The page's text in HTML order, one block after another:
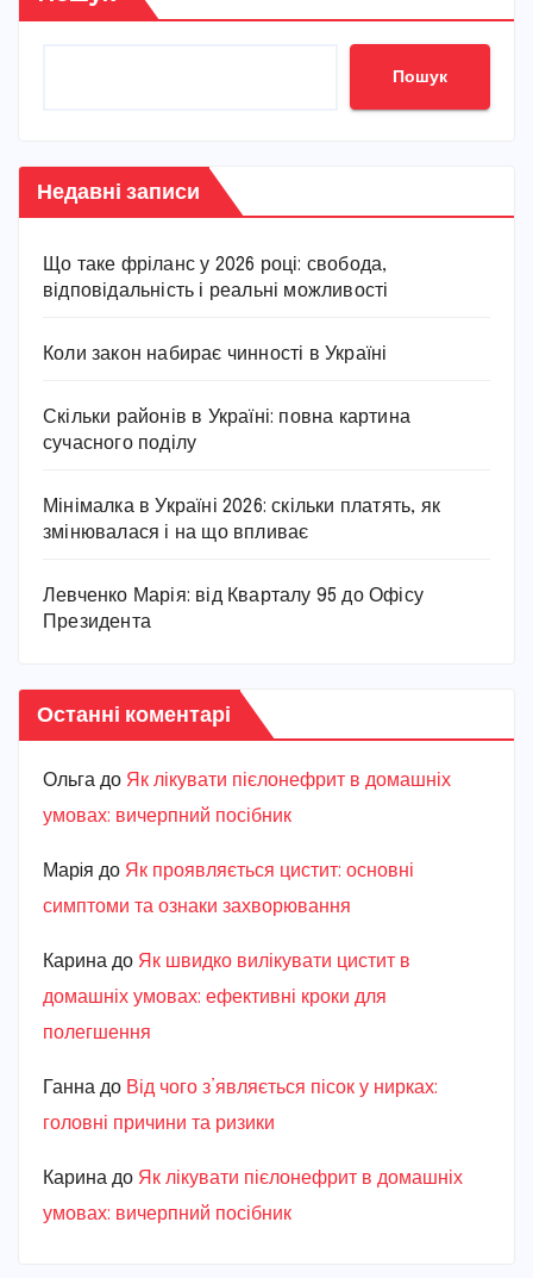
Пошук
Недавні записи
Що таке фріланс у 2026 році: свобода,
відповідальність і реальні можливості
Коли закон набирає чинності в Україні
Скільки районів в Україні: повна картина
сучасного поділу
Мінімалка в Україні 2026: скільки платять, як
змінювалася і на що впливає
Левченко Марія: від Кварталу 95 до Офісу
Президента
Останні коментарі
Ольга до Як лікувати пієлонефрит в домашніх
умовах: вичерпний посібник
Марiя до Як проявляється цистит: основні
симптоми та ознаки захворювання
Карина до Як швидко вилікувати цистит в
домашніх умовах: ефективні кроки для
полегшення
Ганна до Від чого з’являється пісок у нирках:
головні причини та ризики
Карина до Як лікувати пієлонефрит в домашніх
умовах: вичерпний посібник